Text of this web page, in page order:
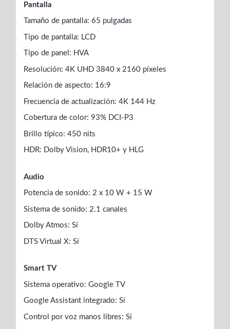
Pantalla
Tamaño de pantalla: 65 pulgadas
Tipo de pantalla: LCD
Tipo de panel: HVA
Resolución: 4K UHD 3840 x 2160 píxeles
Relación de aspecto: 16:9
Frecuencia de actualización: 4K 144 Hz
Cobertura de color: 93% DCI-P3
Brillo típico: 450 nits
HDR: Dolby Vision, HDR10+ y HLG
Audio
Potencia de sonido: 2 x 10 W + 15 W
Sistema de sonido: 2.1 canales
Dolby Atmos: Sí
DTS Virtual X: Sí
Smart TV
Sistema operativo: Google TV
Google Assistant integrado: Sí
Control por voz manos libres: Sí